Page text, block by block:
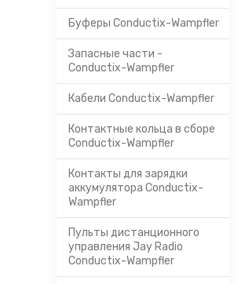
Буферы Conductix-Wampfler
Запасные части -
Conductix-Wampfler
Кабели Conductix-Wampfler
Контактные кольца в сборе
Conductix-Wampfler
Контакты для зарядки
аккумулятора Conductix-
Wampfler
Пульты дистанционного
управления Jay Radio
Conductix-Wampfler